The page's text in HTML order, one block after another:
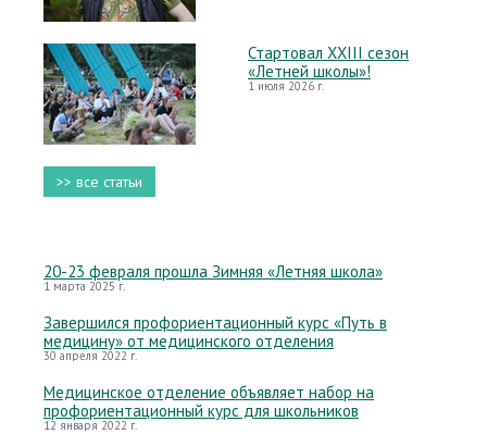
Стартовал XXIII сезон
«Летней школы»!
1 июля 2026 г.
>> все статьи
20-23 февраля прошла Зимняя «Летняя школа»
1 марта 2025 г.
Завершился профориентационный курс «Путь в
медицину» от медицинского отделения
30 апреля 2022 г.
Медицинское отделение объявляет набор на
профориентационный курс для школьников
12 января 2022 г.